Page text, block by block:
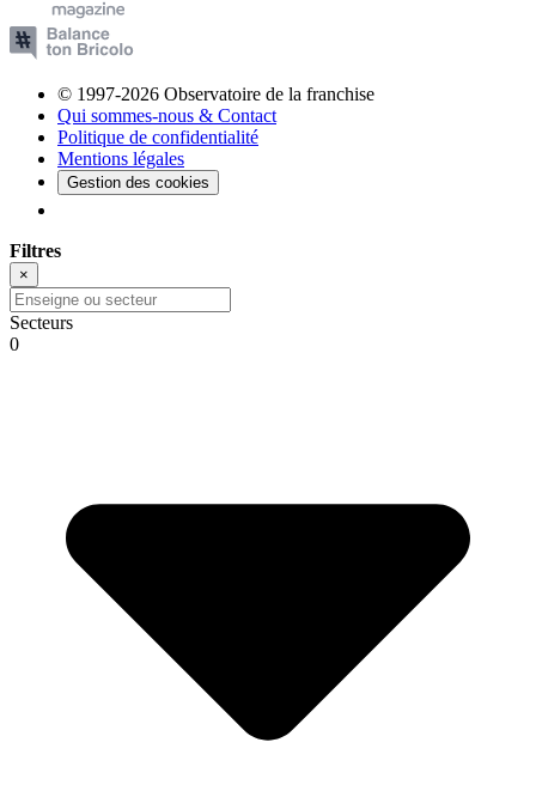
© 1997-2026 Observatoire de la franchise
Qui sommes-nous & Contact
Politique de confidentialité
Mentions légales
Gestion des cookies
Filtres
×
Secteurs
0